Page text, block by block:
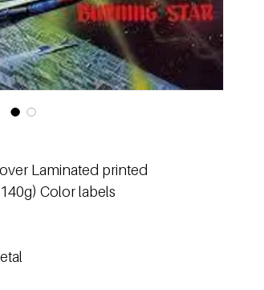
Laminated printed
Color labels